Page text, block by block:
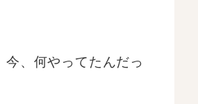
今、何やってたんだっ